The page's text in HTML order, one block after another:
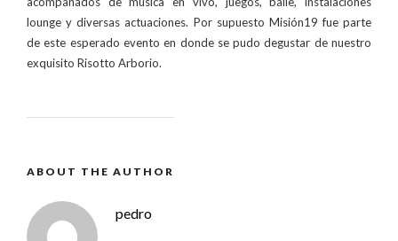
lounge y diversas actuaciones. Por supuesto Misión19 fue parte
de este esperado evento en donde se pudo degustar de nuestro
exquisito Risotto Arborio.
ABOUT THE AUTHOR
pedro